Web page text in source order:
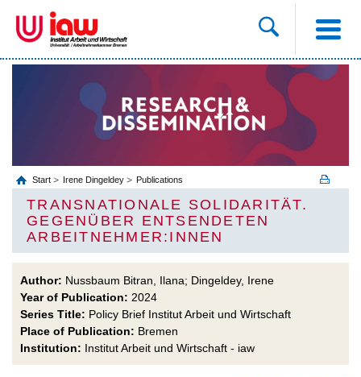
Start Irene Dingeldey Publications
TRANSNATIONALE SOLIDARITÄT.
GEGENÜBER ENTSENDETEN
ARBEITNEHMER:INNEN
Author: Nussbaum Bitran, Ilana; Dingeldey, Irene
Year of Publication: 2024
Series Title: Policy Brief Institut Arbeit und Wirtschaft
Place of Publication: Bremen
Institution: Institut Arbeit und Wirtschaft - iaw